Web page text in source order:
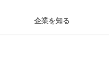
企業を知る